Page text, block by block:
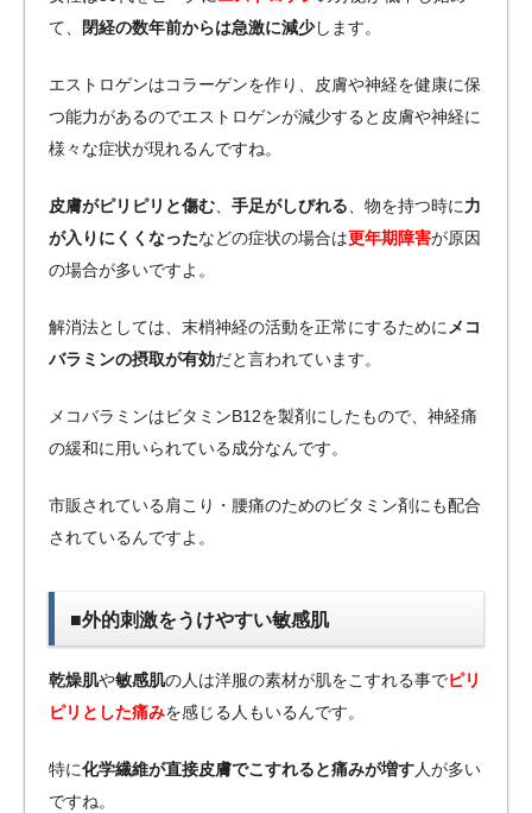
て、 閉経の数年前からは急激に減少します。
エストロゲンはコラーゲンを作り、皮膚や神経を健康に保
つ能力があるのでエストロゲンが減少すると皮膚や神経に
様々な症状が現れるんですね。
皮膚がピリピリと傷む 手足がしびれる 、物を持つ時に力
が入りにくくなったなどの症状の場合は更年期障害が原因
の場合が多いですよ。
解消法としては、末梢神経の活動を正常にするために メコ
バラミンの摂取が有効だと言われています。
メコバラミンはビタミンB12を製剤にしたもので、神経痛
の緩和に用いられている成分なんです。
市販されている肩こり・腰痛のためのビタミン剤にも配合
されているんですよ。
■外的刺激をうけやすい敏感肌
乾燥肌や敏感肌の人は洋服の素材が肌をこすれる事でピリ
ピリとした痛みを感じる人もいるんです。
特に化学繊維が直接皮膚でこすれると痛みが増す人が多い
ですね。